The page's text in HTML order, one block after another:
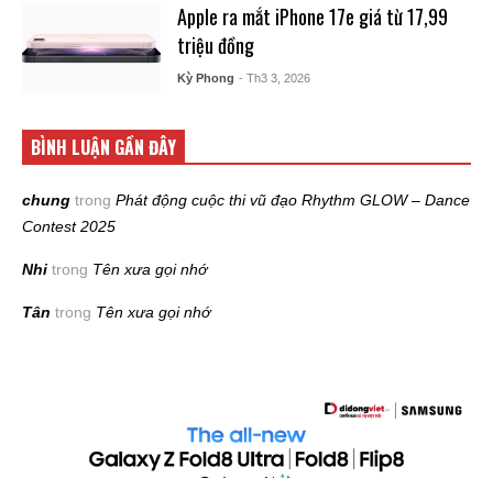
Apple ra mắt iPhone 17e giá từ 17,99
triệu đồng
Kỳ Phong - Th3 3, 2026
BÌNH LUẬN GẦN ĐÂY
chung trong Phát động cuộc thi vũ đạo Rhythm GLOW – Dance
Contest 2025
Nhi trong Tên xưa gọi nhớ
Tân trong Tên xưa gọi nhớ